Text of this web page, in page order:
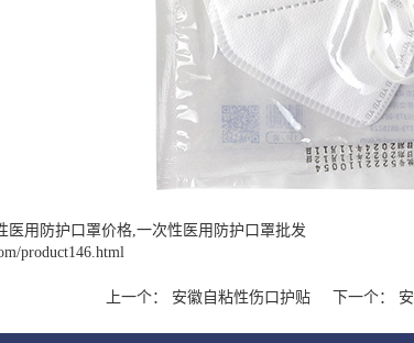
医用防护口罩价格,一次性医用防护口罩批发
product146.html
上一个：
安徽自粘性伤口护贴 下一个：